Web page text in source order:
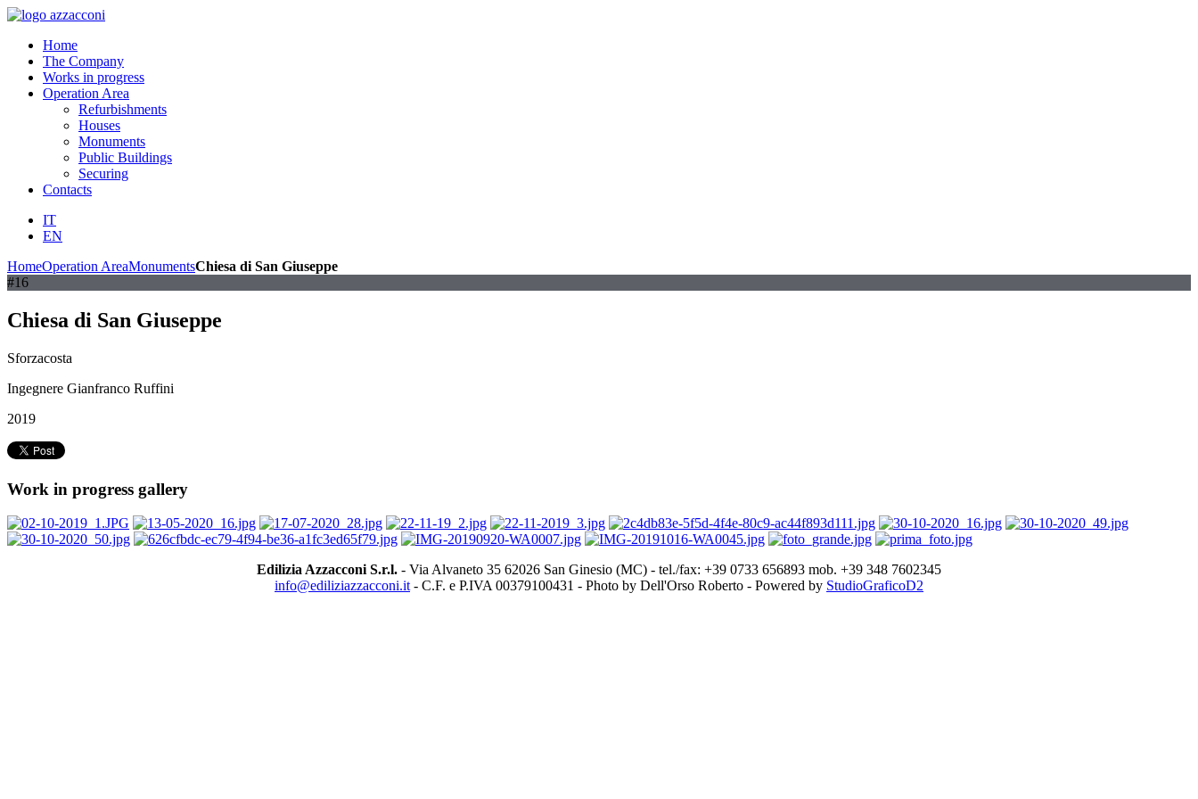
Home
The Company
Works in progress
Operation Area
Refurbishments
Houses
Monuments
Public Buildings
Securing
Contacts
IT
EN
HomeOperation AreaMonumentsChiesa di San Giuseppe
#16
Chiesa di San Giuseppe
Sforzacosta
Ingegnere Gianfranco Ruffini
2019
Work in progress gallery
Edilizia Azzacconi S.r.l. - Via Alvaneto 35 62026 San Ginesio (MC) - tel./fax: +39 0733 656893 mob. +39 348 7602345
info@ediliziazzacconi.it - C.F. e P.IVA 00379100431 - Photo by Dell'Orso Roberto - Powered by StudioGraficoD2